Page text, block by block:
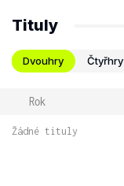
Tituly
Dvouhry Čtyřhry
Rok
Žádné tituly